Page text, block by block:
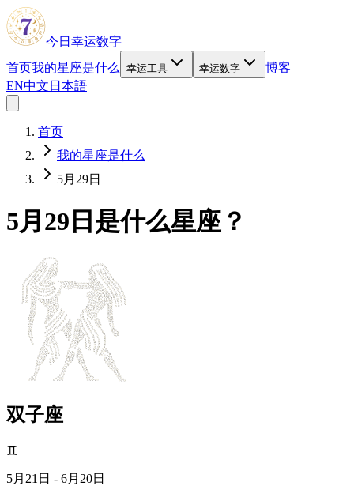
今日幸运数字
首页我的星座是什么 幸运工具 幸运数字
博客
EN中文 日本語
首页
我的星座是什么
5月29日
5月29日是什么星座？
双子座
♊
5月21日 - 6月20日